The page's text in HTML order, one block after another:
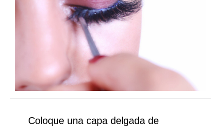
Coloque una capa delgada de